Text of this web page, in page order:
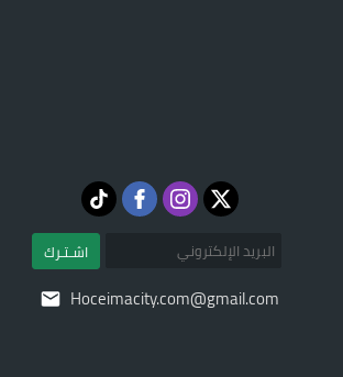
اشـتـرك
Hoceimacity.com@gmail.com